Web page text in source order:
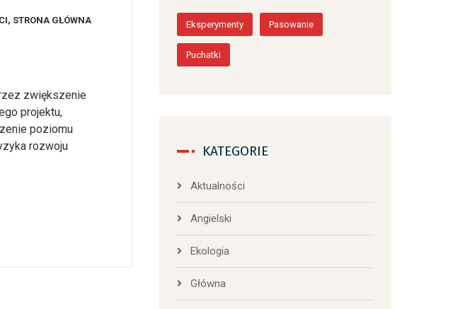
, STRONA GŁÓWNA
zwiększenie
projektu,
poziomu
rozwoju
Eksperymenty Pasowanie
Puchatki
KATEGORIE
Aktualności
Angielski
Ekologia
Główna